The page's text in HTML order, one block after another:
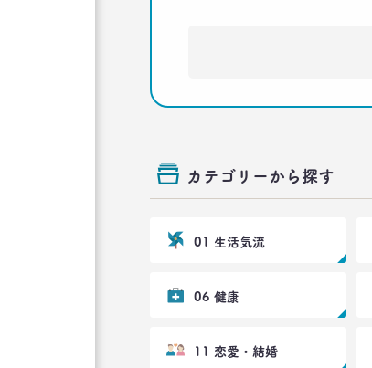
カテゴリーから探す
01 生活気流
06 健康
11 恋愛・結婚